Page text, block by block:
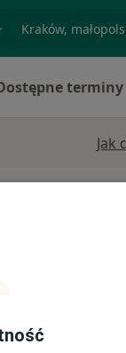
miasto lub
terminy
Jak